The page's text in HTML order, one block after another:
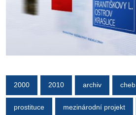
2000 2010 archiv cheb
prostituce mezinárodní projekt